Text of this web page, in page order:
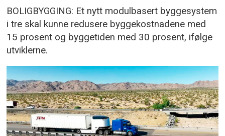
BOLIGBYGGING: Et nytt modulbasert byggesystem
i tre skal kunne redusere byggekostnadene med
15 prosent og byggetiden med 30 prosent, ifølge
utviklerne.